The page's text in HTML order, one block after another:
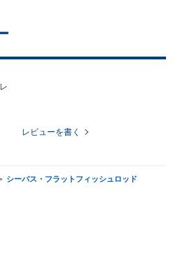
レビューを書く
シーバス・フラットフィッシュロッド